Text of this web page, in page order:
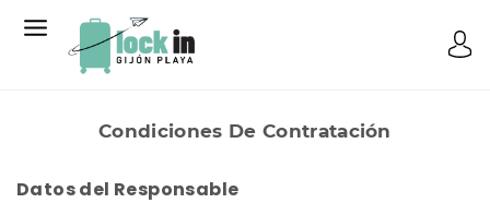
Condiciones De Contratación
Datos del Responsable